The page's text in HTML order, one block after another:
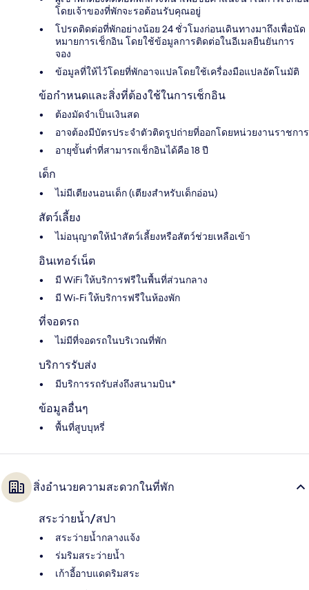
โดยเจ้าของที่พักจะรอต้อนรับคุณอยู่
โปรดติดต่อที่พักอย่างน้อย 24 ชั่วโมงก่อนเดินทางมาถึงเพื่อนัด
หมายการเช็กอิน โดยใช้ข้อมูลการติดต่อในอีเมลยืนยันการ
จอง
ข้อมูลที่ให้ไว้โดยที่พักอาจแปลโดยใช้เครื่องมือแปลอัตโนมัติ
ข้อกำหนดและสิ่งที่ต้องใช้ในการเช็กอิน
ต้องมัดจำเป็นเงินสด
อาจต้องมีบัตรประจำตัวติดรูปถ่ายที่ออกโดยหน่วยงานราชการ
อายุขั้นต่ำที่สามารถเช็กอินได้คือ 18 ปี
เด็ก
ไม่มีเตียงนอนเด็ก (เตียงสำหรับเด็กอ่อน)
สัตว์เลี้ยง
ไม่อนุญาตให้นำสัตว์เลี้ยงหรือสัตว์ช่วยเหลือเข้า
อินเทอร์เน็ต
มี WiFi ให้บริการฟรีในพื้นที่ส่วนกลาง
มี Wi-Fi ให้บริการฟรีในห้องพัก
ที่จอดรถ
ไม่มีที่จอดรถในบริเวณที่พัก
บริการรับส่ง
มีบริการรถรับส่งถึงสนามบิน*
ข้อมูลอื่นๆ
พื้นที่สูบบุหรี่
สิ่งอำนวยความสะดวกในที่พัก
สระว่ายน้ำ/สปา
สระว่ายน้ำกลางแจ้ง
ร่มริมสระว่ายน้ำ
เก้าอี้อาบแดดริมสระ